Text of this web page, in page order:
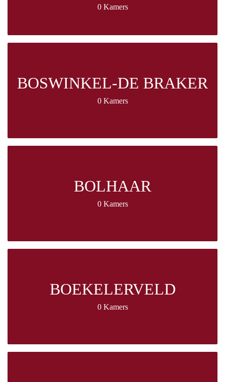
0 Kamers
BOSWINKEL-DE BRAKER
0 Kamers
BOLHAAR
0 Kamers
BOEKELERVELD
0 Kamers